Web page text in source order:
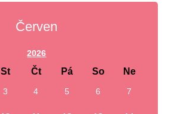
Červen
2026
St Čt Pá So Ne
3 4 5 6 7